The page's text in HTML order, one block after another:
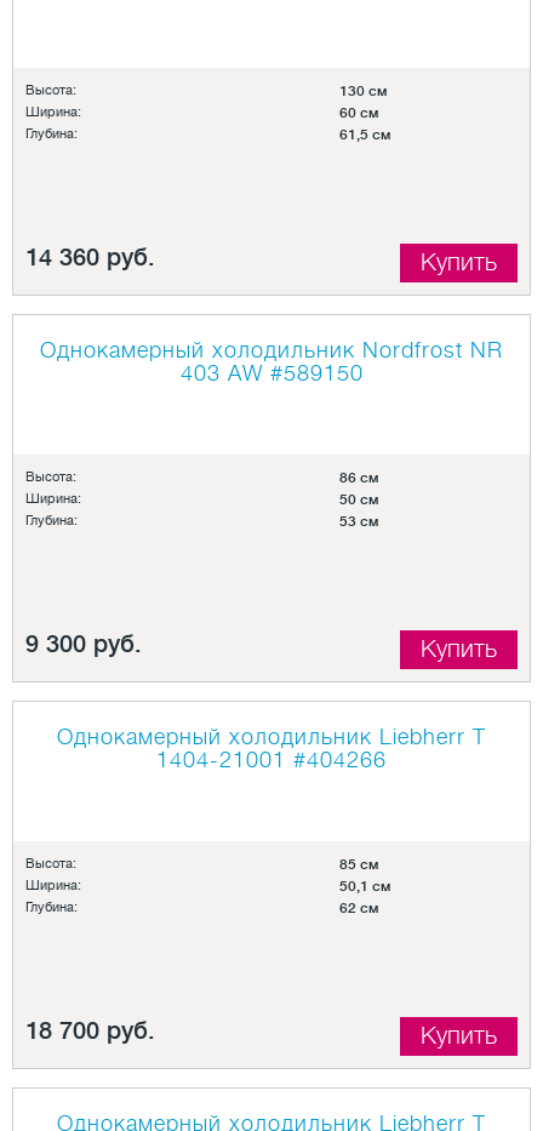
Высота: 130 см
Ширина: 60 см
Глубина: 61,5 см
14 360 руб. Купить
Однокамерный холодильник Nordfrost NR
403 AW #589150
Высота: 86 см
Ширина: 50 см
Глубина: 53 см
9 300 руб. Купить
Однокамерный холодильник Liebherr T
1404-21001 #404266
Высота: 85 см
Ширина: 50,1 см
Глубина: 62 см
18 700 руб. Купить
Однокамерный холодильник Liebherr T